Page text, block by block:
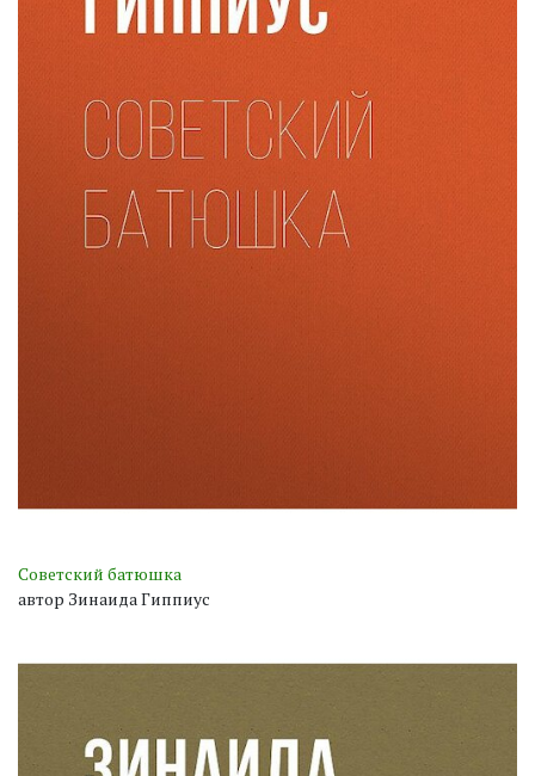
Советский батюшка
автор Зинаида Гиппиус